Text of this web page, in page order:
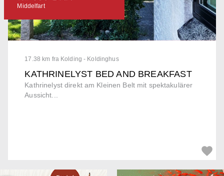
17.38 km fra Kolding - Koldinghus
KATHRINELYST BED AND BREAKFAST
Kathrinelyst direkt am Kleinen Belt mit spektakulärer
Aussicht...
Middelfart